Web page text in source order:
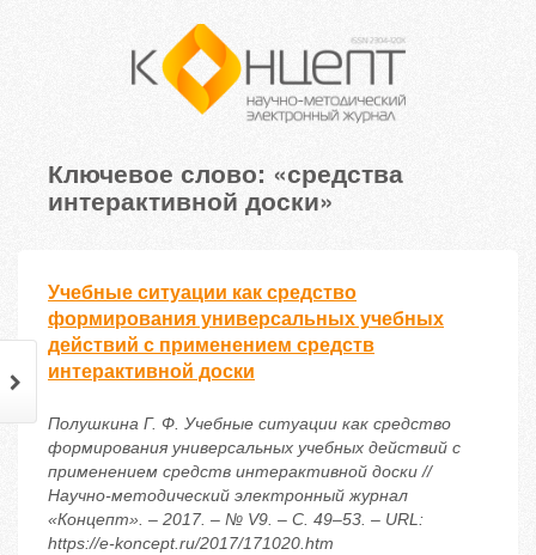
Ключевое слово: «средства
интерактивной доски»
Учебные ситуации как средство
формирования универсальных учебных
действий с применением средств
интерактивной доски
Полушкина Г. Ф. Учебные ситуации как средство
формирования универсальных учебных действий с
применением средств интерактивной доски //
Научно-методический электронный журнал
«Концепт». – 2017. – № V9. – С. 49–53. – URL:
https://e-koncept.ru/2017/171020.htm